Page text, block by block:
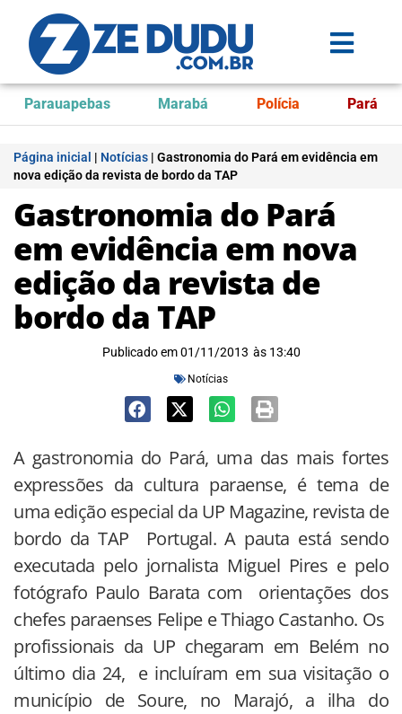
Parauapebas Marabá Polícia Pará
Página inicial | Notícias | Gastronomia do Pará em evidência em
nova edição da revista de bordo da TAP
Gastronomia do Pará
em evidência em nova
edição da revista de
bordo da TAP
Publicado em 01/11/2013 às 13:40
Notícias
A gastronomia do Pará, uma das mais fortes
expressões da cultura paraense, é tema de
uma edição especial da UP Magazine, revista de
bordo da TAP Portugal. A pauta está sendo
executada pelo jornalista Miguel Pires e pelo
fotógrafo Paulo Barata com orientações dos
chefes paraenses Felipe e Thiago Castanho. Os
profissionais da UP chegaram em Belém no
último dia 24, e incluíram em sua visitação o
município de Soure, no Marajó, a ilha do